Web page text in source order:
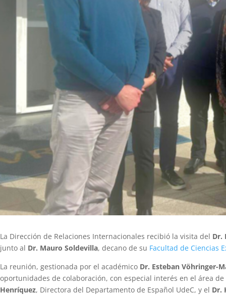
La Dirección de Relaciones Internacionales recibió la visita del Dr.
junto al Dr. Mauro Soldevilla, decano de su Facultad de Ciencias
La reunión, gestionada por el académico Dr. Esteban Vöhringer-
oportunidades de colaboración, con especial interés en el área
Henríquez, Directora del Departamento de Español UdeC, y el Dr.